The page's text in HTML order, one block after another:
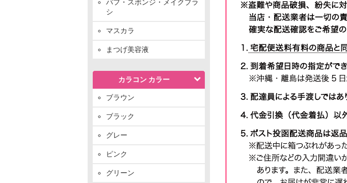
パフ・スポンジ・メイクブラ
シ
マスカラ
まつげ美容液
カラコン カラー
ブラウン
ブラック
グレー
ピンク
グリーン